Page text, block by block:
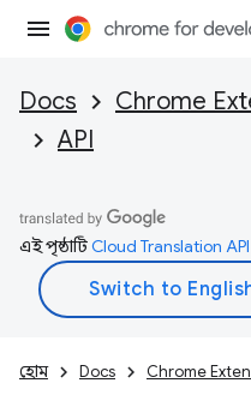
Docs Chrome
API
এই পৃষ্ঠাটিCloud Translation API
হোম Docs Chrome